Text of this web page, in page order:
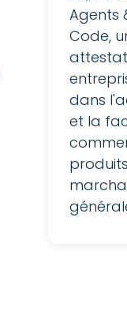
Agents
Code,
dans
et la